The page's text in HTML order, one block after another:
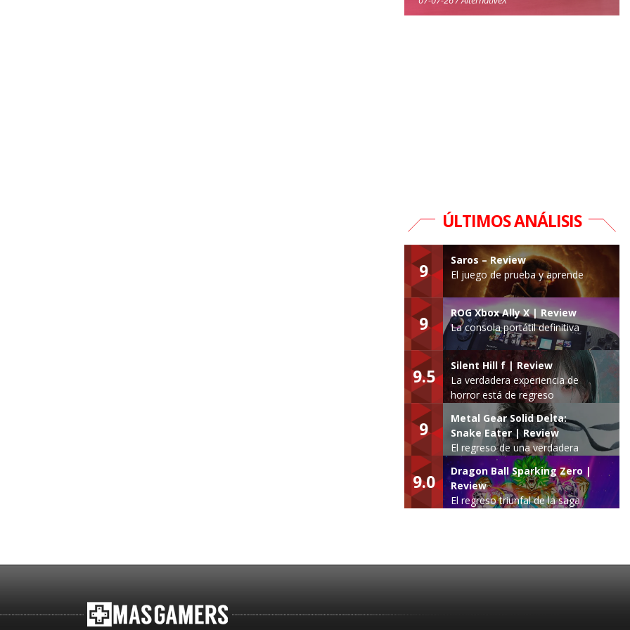
ÚLTIMOS ANÁLISIS
9
Saros – Review
El juego de prueba y aprende
9
ROG Xbox Ally X | Review
La consola portátil definitiva
9.5
Silent Hill f | Review
La verdadera experiencia de
horror está de regreso
9
Metal Gear Solid Delta:
Snake Eater | Review
El regreso de una verdadera
leyenda
9.0
Dragon Ball Sparking Zero |
Review
El regreso triunfal de la saga